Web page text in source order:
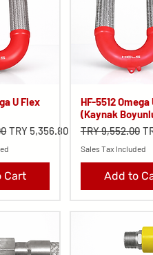
U Flex
Sale Price
TRY 5,356.80
Cart
HF-5512 Omega
(Kaynak
Regular Price
TRY 9,552.00
Sales Tax Included
Add to